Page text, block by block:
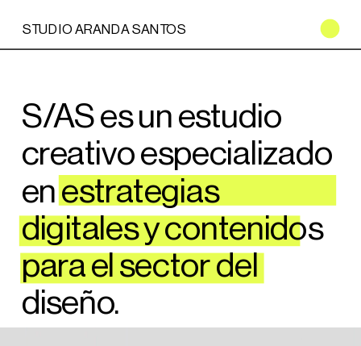
STUDIO ARANDA SANTOS
S/AS es un estudio
creativo especializado
en estrategias
digitales y contenidos
para el sector del
diseño.